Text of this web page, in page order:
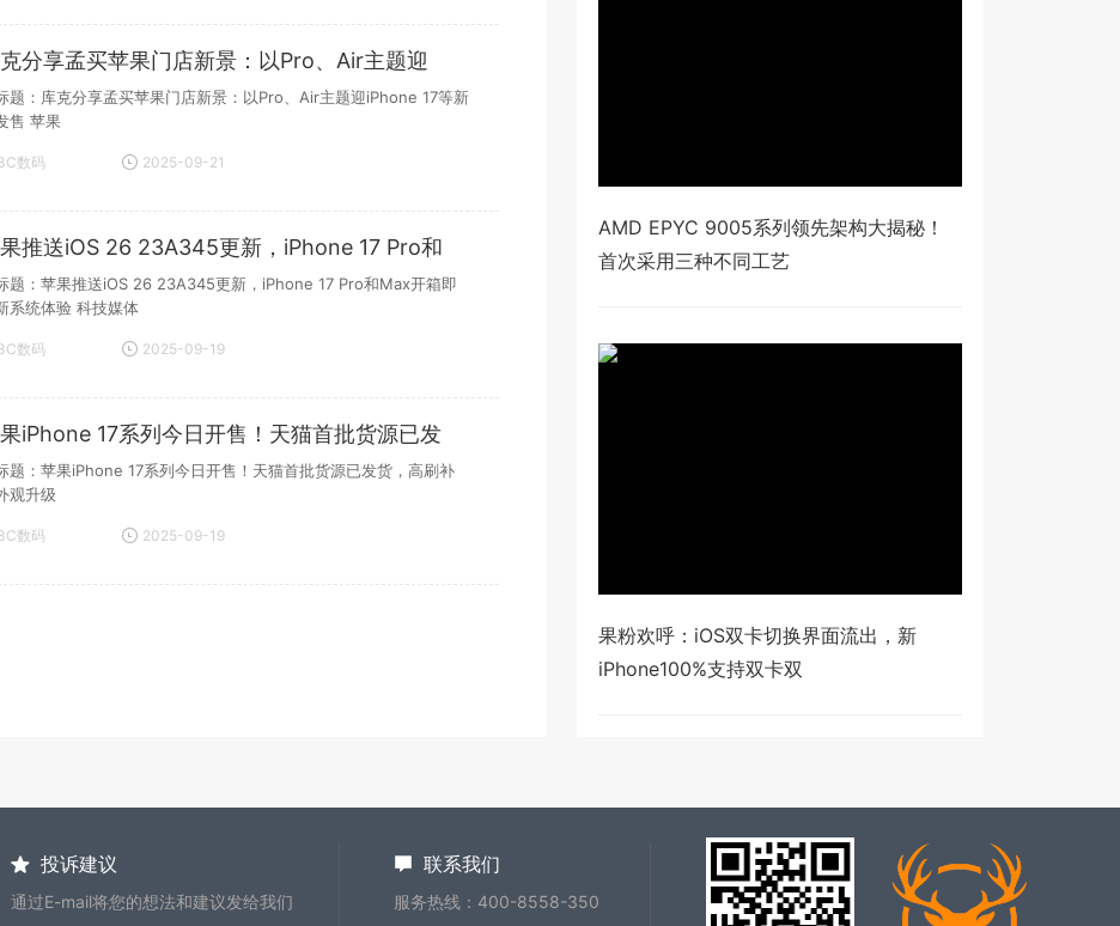
分享孟买苹果门店新景：以Pro、Air主题迎
17等
题：库克分享孟买苹果门店新景：以Pro、Air主题迎iPhone 17等新
售 苹果
数码
2025-09-21
推送iOS 26 23A345更新，iPhone 17 Pro和
开箱即享新系
题：苹果推送iOS 26 23A345更新，iPhone 17 Pro和Max开箱即
系统体验 科技媒体
数码
2025-09-19
iPhone 17系列今日开售！天猫首批货源已发
高刷
题：苹果iPhone 17系列今日开售！天猫首批货源已发货，高刷补
观升级
数码
2025-09-19
AMD EPYC 9005系列领先架构大揭秘！
首次采用三种不同工艺
果粉欢呼：iOS双卡切换界面流出，新
iPhone100%支持双卡双
投诉建议
通过E-mail将您的想法和建议发给我们
联系我们
服务热线：400-8558-350